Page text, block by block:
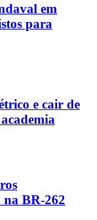
em
para
e cair de
na BR-262